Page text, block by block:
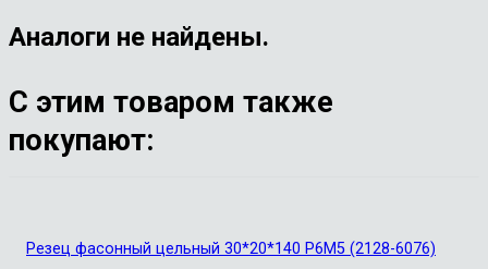
Аналоги не найдены.
С этим товаром также
покупают:
Резец фасонный цельный 30*20*140 Р6М5 (2128-6076)